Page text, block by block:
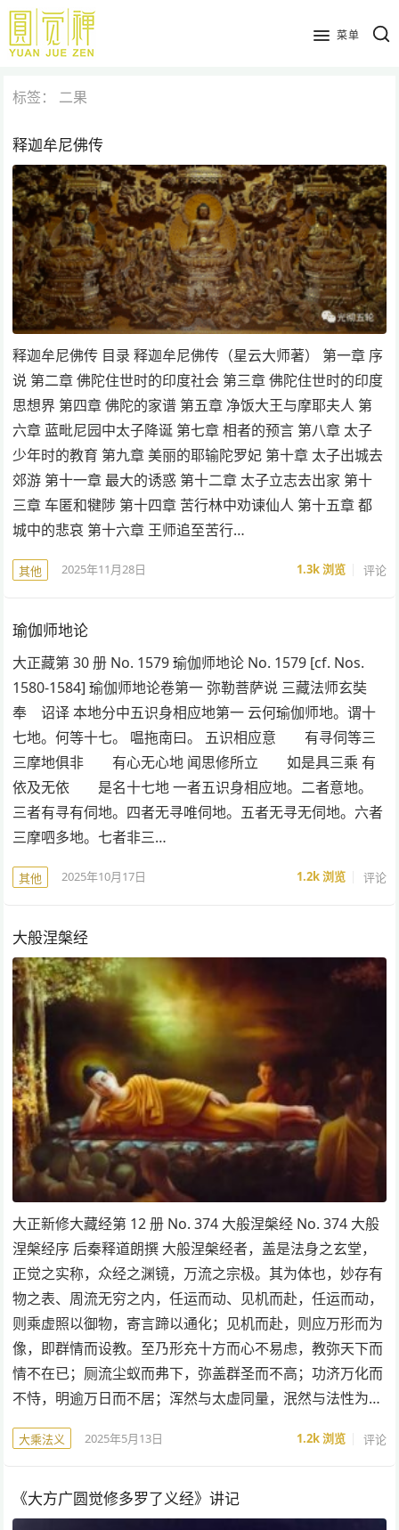
跳
主
内
菜单
标签： 二果
释迦牟尼佛传
释迦牟尼佛传 目录 释迦牟尼佛传（星云大师著） 第一章 序
说 第二章 佛陀住世时的印度社会 第三章 佛陀住世时的印度
思想界 第四章 佛陀的家谱 第五章 净饭大王与摩耶夫人 第
六章 蓝毗尼园中太子降诞 第七章 相者的预言 第八章 太子
少年时的教育 第九章 美丽的耶输陀罗妃 第十章 太子出城去
郊游 第十一章 最大的诱惑 第十二章 太子立志去出家 第十
三章 车匿和犍陟 第十四章 苦行林中劝谏仙人 第十五章 都
城中的悲哀 第十六章 王师追至苦行…
其他 2025年11月28日 1.3k浏览 评论
瑜伽师地论
大正藏第 30 册 No. 1579 瑜伽师地论 No. 1579 [cf. Nos.
1580-1584] 瑜伽师地论卷第一 弥勒菩萨说 三藏法师玄奘
奉 诏译 本地分中五识身相应地第一 云何瑜伽师地。谓十
七地。何等十七。 嗢拖南曰。 五识相应意 有寻伺等三
三摩地俱非 有心无心地 闻思修所立 如是具三乘 有
依及无依 是名十七地 一者五识身相应地。二者意地。
三者有寻有伺地。四者无寻唯伺地。五者无寻无伺地。六者
三摩呬多地。七者非三…
其他 2025年10月17日 1.2k浏览 评论
大般涅槃经
大正新修大藏经第 12 册 No. 374 大般涅槃经 No. 374 大般
涅槃经序 后秦释道朗撰 大般涅槃经者，盖是法身之玄堂，
正觉之实称，众经之渊镜，万流之宗极。其为体也，妙存有
物之表、周流无穷之内，任运而动、见机而赴，任运而动，
则乘虚照以御物，寄言蹄以通化；见机而赴，则应万形而为
像，即群情而设教。至乃形充十方而心不易虑，教弥天下而
情不在已；厕流尘蚁而弗下，弥盖群圣而不高；功济万化而
不恃，明逾万日而不居；浑然与太虚同量，泯然与法性为…
大乘法义 2025年5月13日 1.2k浏览 评论
《大方广圆觉修多罗了义经》讲记